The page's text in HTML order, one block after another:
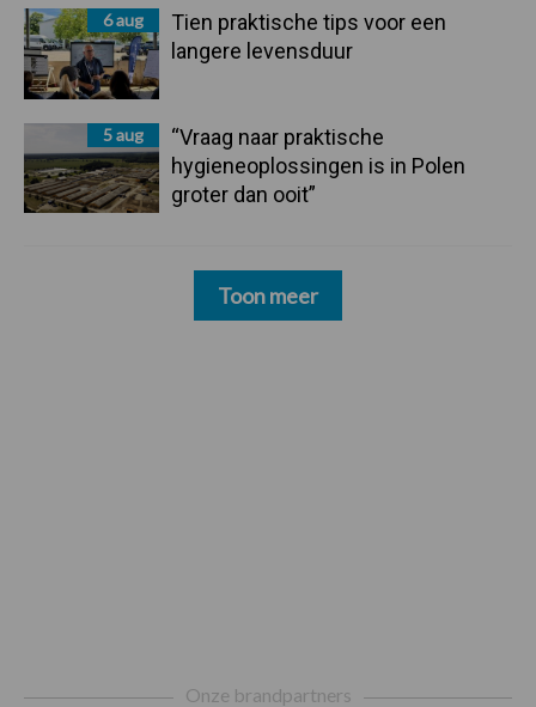
6 aug
Tien praktische tips voor een
langere levensduur
5 aug
“Vraag naar praktische
hygieneoplossingen is in Polen
groter dan ooit”
Toon meer
Onze brandpartners